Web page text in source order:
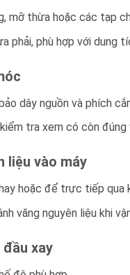
mỡ thừa hoặc các tạp
phải, phù hợp với dung
dây nguồn và phích
tra xem có còn đúng
liệu vào máy
hoặc để trực tiếp qua
văng nguyên liệu khi
xay